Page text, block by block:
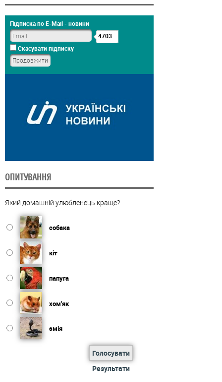
Підписка по E-Mail - новини
4703
Скасувати підписку
ОПИТУВАННЯ
Який домашній улюбленець краще?
собака
кіт
папуга
хом'як
змія
Голосувати
Результати